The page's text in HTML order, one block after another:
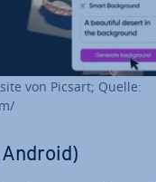
von Picsart; Quelle: